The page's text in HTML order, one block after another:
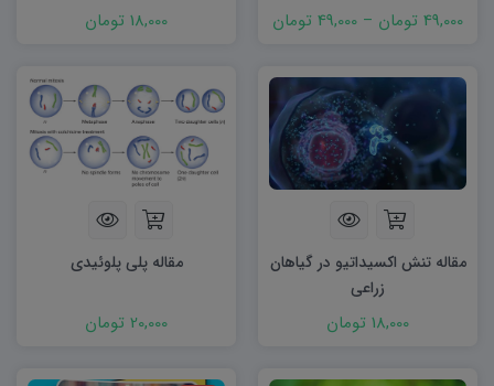
49,000 تومان – 49,000 تومان 18,000 تومان
مقاله تنش اکسیداتیو در گیاهان
زراعی
18,000 تومان
مقاله پلی پلوئیدی
20,000 تومان